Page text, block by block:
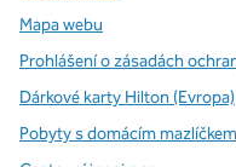
Mapa webu
Prohlášení o zásadách
Dárkové karty Hilton (Evropa)
Pobyty s domácím mazlíčkem